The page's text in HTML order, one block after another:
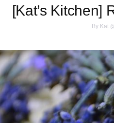
[Kat’s Kitchen]
By Kat